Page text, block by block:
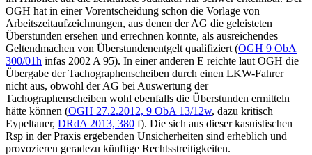
OGH hat in einer Vorentscheidung schon die Vorlage von
Arbeitszeitaufzeichnungen, aus denen der AG die geleisteten
Überstunden ersehen und errechnen konnte, als ausreichendes
Geltendmachen von Überstundenentgelt qualifiziert (OGH 9 ObA
300/01h infas 2002 A 95). In einer anderen E reichte laut OGH die
Übergabe der Tachographenscheiben durch einen LKW-Fahrer
nicht aus, obwohl der AG bei Auswertung der
Tachographenscheiben wohl ebenfalls die Überstunden ermitteln
hätte können (OGH 27.2.2012, 9 ObA 13/12w, dazu kritisch
Eypeltauer, DRdA 2013, 380 f). Die sich aus dieser kasuistischen
Rsp in der Praxis ergebenden Unsicherheiten sind erheblich und
provozieren geradezu künftige Rechtsstreitigkeiten.